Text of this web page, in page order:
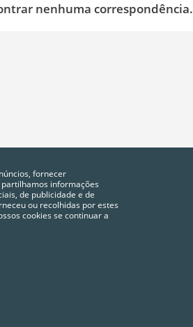
nenhuma correspondência.
fornecer
informações
de publicidade e de
ou recolhidas por estes
cookies se continuar a